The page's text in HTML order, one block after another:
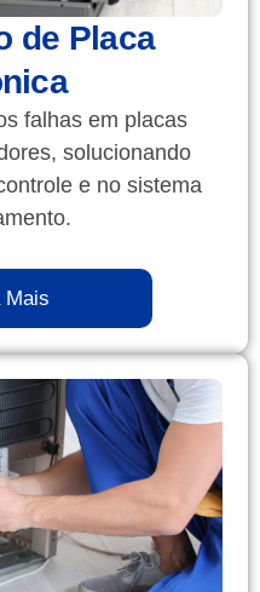
de Placa
falhas em placas
solucionando
e no sistema
Mais